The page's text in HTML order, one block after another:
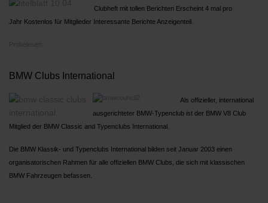
Clubheft mit tollen Berichten Erscheint 4 mal pro
Jahr Kostenlos für Mitglieder Interessante Berichte Anzeigenteil.
BMW Clubs International
Als offizieller, international
ausgerichteter BMW-Typenclub ist der BMW V8 Club
Mitglied der BMW Classic and Typenclubs International.
Die BMW Klassik- und Typenclubs International bilden seit Januar 2003 einen
organisatorischen Rahmen für alle offiziellen BMW Clubs, die sich mit klassischen
BMW Fahrzeugen befassen.